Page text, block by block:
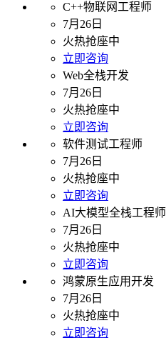
C++物联网工程师
7月26日
火热抢座中
立即咨询
Web全栈开发
7月26日
火热抢座中
立即咨询
软件测试工程师
7月26日
火热抢座中
立即咨询
AI大模型全栈工程师
7月26日
火热抢座中
立即咨询
鸿蒙原生应用开发
7月26日
火热抢座中
立即咨询